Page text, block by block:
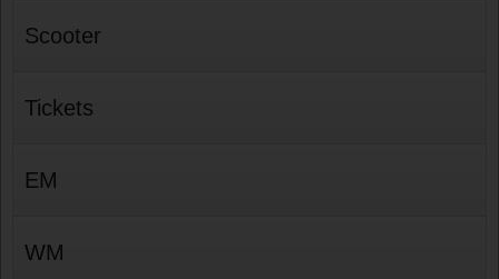
Scooter
Tickets
EM
WM